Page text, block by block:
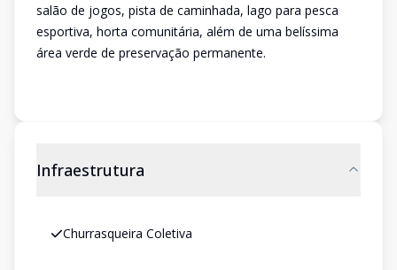
salão de jogos, pista de caminhada, lago para pesca
esportiva, horta comunitária, além de uma belíssima
área verde de preservação permanente.
Infraestrutura
Churrasqueira Coletiva